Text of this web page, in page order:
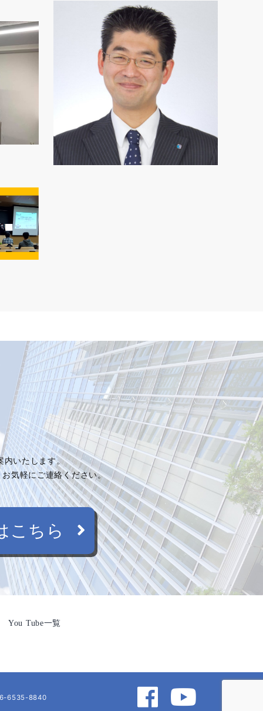
内いたします。
気軽にご連絡ください。
こちら
You Tube一覧
6535-8840